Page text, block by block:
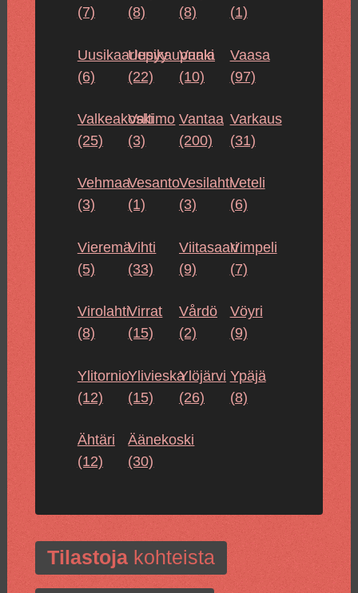
(7)
(8)
(8)
(1)
Uusikaarlepyy
(6)
Uusikaupunki
(22)
Vaala
(10)
Vaasa
(97)
Valkeakoski
(25)
Valtimo
(3)
Vantaa
(200)
Varkaus
(31)
Vehmaa
(3)
Vesanto
(1)
Vesilahti
(3)
Veteli
(6)
Vieremä
(5)
Vihti
(33)
Viitasaari
(9)
Vimpeli
(7)
Virolahti
(8)
Virrat
(15)
Vårdö
(2)
Vöyri
(9)
Ylitornio
(12)
Ylivieska
(15)
Ylöjärvi
(26)
Ypäjä
(8)
Ähtäri
(12)
Äänekoski
(30)
Tilastojakohteista